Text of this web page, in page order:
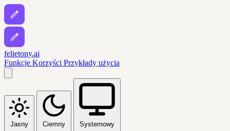
felietony.ai
Funkcje Korzyści Przykłady użycia
Jasny Ciemny Systemowy